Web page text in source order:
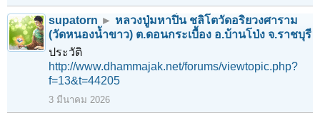
supatorn ► หลวงปู่มหาปิ่น ชลิโตวัดอริยวงศาราม
(วัดหนองน้ำขาว) ต.ดอนกระเบื้อง อ.บ้านโป่ง จ.ราชบุรี
ประวัติ
http://www.dhammajak.net/forums/viewtopic.php?
f=13&t=44205
3 มีนาคม 2026